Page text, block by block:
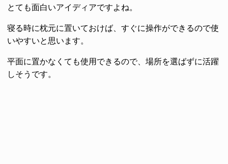
とても面白いアイディアですよね。
寝る時に枕元に置いておけば、すぐに操作ができるので使
いやすいと思います。
平面に置かなくても使用できるので、場所を選ばずに活躍
しそうです。